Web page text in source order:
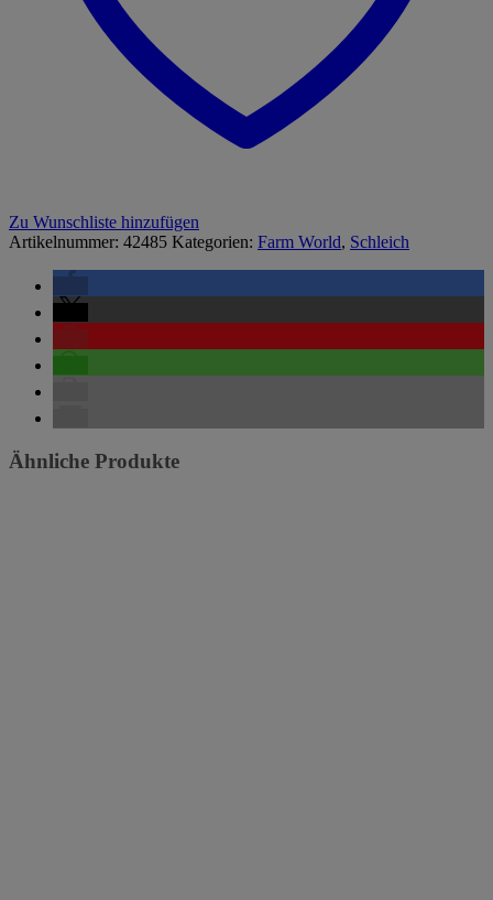
Zu Wunschliste hinzufügen
Artikelnummer: 42485 Kategorien: Farm World, Schleich
Ähnliche Produkte